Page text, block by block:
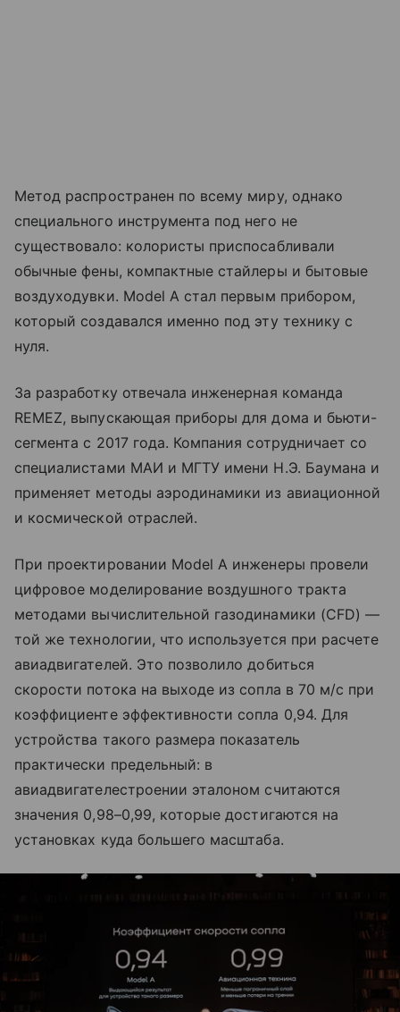
Метод распространен по всему миру, однако
специального инструмента под него не
существовало: колористы приспосабливали
обычные фены, компактные стайлеры и бытовые
воздуходувки. Model A стал первым прибором,
который создавался именно под эту технику с
нуля.
За разработку отвечала инженерная команда
REMEZ, выпускающая приборы для дома и бьюти-
сегмента с 2017 года. Компания сотрудничает со
специалистами МАИ и МГТУ имени Н.Э. Баумана и
применяет методы аэродинамики из авиационной
и космической отраслей.
При проектировании Model A инженеры провели
цифровое моделирование воздушного тракта
методами вычислительной газодинамики (CFD) —
той же технологии, что используется при расчете
авиадвигателей. Это позволило добиться
скорости потока на выходе из сопла в 70 м/с при
коэффициенте эффективности сопла 0,94. Для
устройства такого размера показатель
практически предельный: в
авиадвигателестроении эталоном считаются
значения 0,98–0,99, которые достигаются на
установках куда большего масштаба.